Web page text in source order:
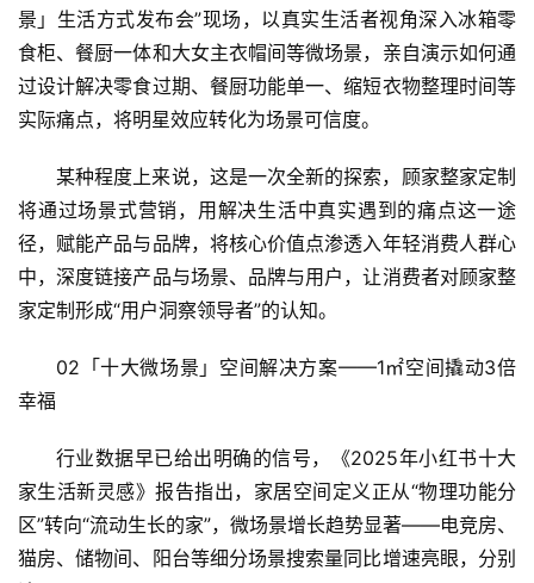
景」生活方式发布会”现场，以真实生活者视角深入冰箱零
食柜、餐厨一体和大女主衣帽间等微场景，亲自演示如何通
过设计解决零食过期、餐厨功能单一、缩短衣物整理时间等
实际痛点，将明星效应转化为场景可信度。
某种程度上来说，这是一次全新的探索，顾家整家定制
将通过场景式营销，用解决生活中真实遇到的痛点这一途
径，赋能产品与品牌，将核心价值点渗透入年轻消费人群心
中，深度链接产品与场景、品牌与用户，让消费者对顾家整
家定制形成“用户洞察领导者”的认知。
02「十大微场景」空间解决方案——1㎡空间撬动3倍
幸福
行业数据早已给出明确的信号，《2025年小红书十大
家生活新灵感》报告指出，家居空间定义正从“物理功能分
区”转向“流动生长的家”，微场景增长趋势显著——电竞房、
猫房、储物间、阳台等细分场景搜索量同比增速亮眼，分别